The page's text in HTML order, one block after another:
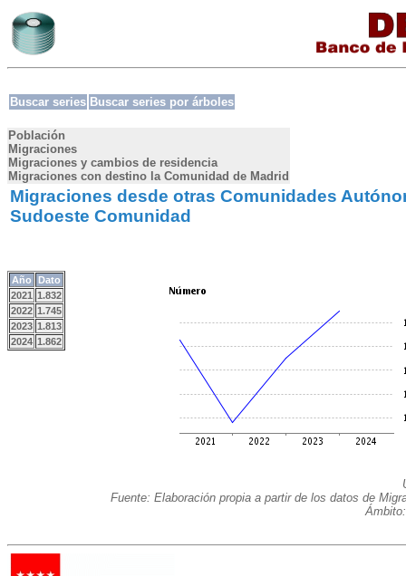
Buscar series Buscar series por árboles
Población
Migraciones
Migraciones y cambios de residencia
Migraciones con destino la Comunidad de Madrid
Migraciones desde otras Comunidades
Sudoeste Comunidad
Año
Dato
2021 1.832
2022 1.745
2023 1.813
2024 1.862
Fuente: Elaboración propia a partir de los datos de